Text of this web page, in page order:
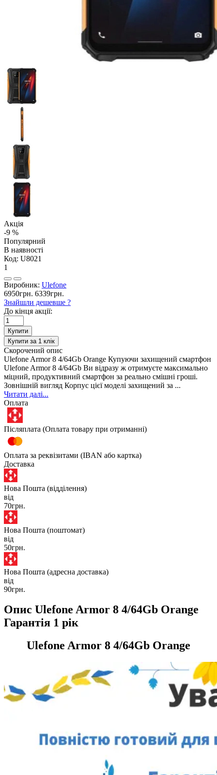
Акція
-9 %
Популярний
В наявності
Код: U8021
1
Виробник: Ulefone
6950грн. 6339грн.
Знайшли дешевше ?
До кінця акції:
Купити
Купити за 1 клiк
Скорочений опис
Ulefone Armor 8 4/64Gb Orange Купуючи захищений смартфон
Ulefone Armor 8 4/64Gb Ви відразу ж отримуєте максимально
міцний, продуктивний смартфон за реально смішні гроші.
Зовнішній вигляд Корпус цієї моделі захищений за ...
Читати далі...
Оплата
Післяплата (Оплата товару при отриманні)
Оплата за реквізитами (IBAN або картка)
Доставка
Нова Пошта (відділення)
від
70грн.
Нова Пошта (поштомат)
від
50грн.
Нова Пошта (адресна доставка)
від
90грн.
Опис Ulefone Armor 8 4/64Gb Orange
Гарантія 1 рік
Ulefone Armor 8 4/64Gb Orange